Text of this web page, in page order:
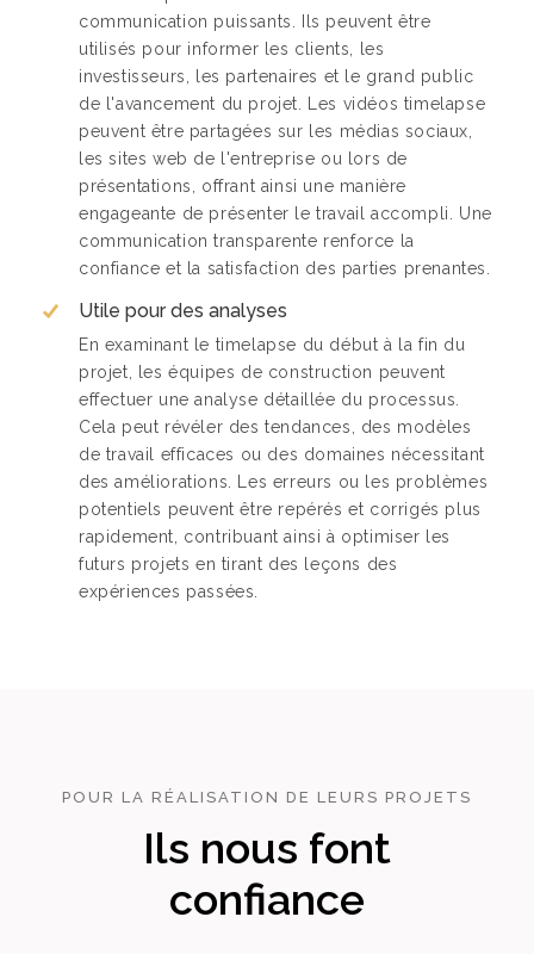
communication puissants. Ils peuvent être
utilisés pour informer les clients, les
investisseurs, les partenaires et le grand public
de l'avancement du projet. Les vidéos timelapse
peuvent être partagées sur les médias sociaux,
les sites web de l'entreprise ou lors de
présentations, offrant ainsi une manière
engageante de présenter le travail accompli. Une
communication transparente renforce la
confiance et la satisfaction des parties prenantes.
Utile pour des analyses
En examinant le timelapse du début à la fin du
projet, les équipes de construction peuvent
effectuer une analyse détaillée du processus.
Cela peut révéler des tendances, des modèles
de travail efficaces ou des domaines nécessitant
des améliorations. Les erreurs ou les problèmes
potentiels peuvent être repérés et corrigés plus
rapidement, contribuant ainsi à optimiser les
futurs projets en tirant des leçons des
expériences passées.
POUR LA RÉALISATION DE LEURS PROJETS
Ils nous font
confiance